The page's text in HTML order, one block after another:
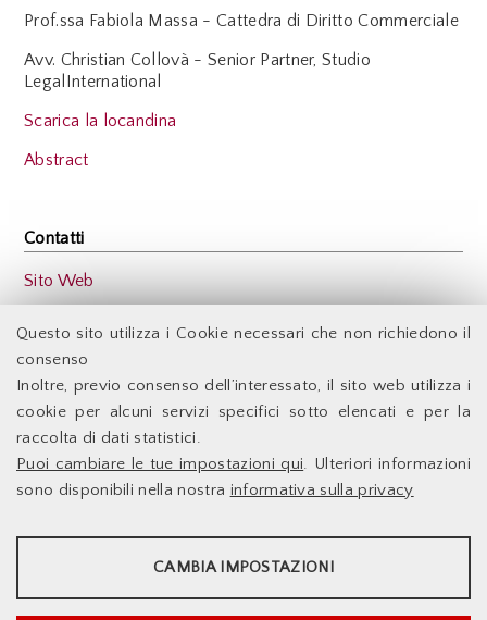
Questo sito utilizza i Cookie necessari che non richiedono il
consenso
Inoltre, previo consenso dell’interessato, il sito web utilizza i
cookie per alcuni servizi specifici sotto elencati e per la
raccolta di dati statistici.
Puoi cambiare le tue impostazioni qui. Ulteriori informazioni
sono disponibili nella nostra informativa sulla privacy
STATISTICHE
CAMBIA IMPOSTAZIONI
Prof.ssa Fabiola Massa - Cattedra di Diritto Commerciale
Avv. Christian Collovà - Senior Partner, Studio
LegalInternational
Scarica la locandina
Abstract
Contatti
Sito Web
Back
Facoltà di Economia - Università degli Studi di Roma
Accessibilità
Dove Siamo
Docenti
Facoltà di Economia
Roma Tor Vergata
Via Columbia,2